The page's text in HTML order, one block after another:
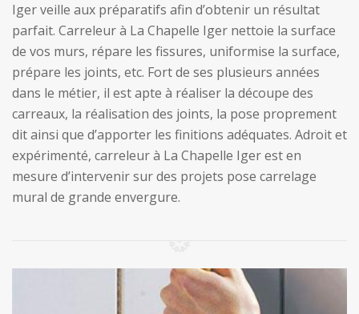
Iger veille aux préparatifs afin d’obtenir un résultat
parfait. Carreleur à La Chapelle Iger nettoie la surface
de vos murs, répare les fissures, uniformise la surface,
prépare les joints, etc. Fort de ses plusieurs années
dans le métier, il est apte à réaliser la découpe des
carreaux, la réalisation des joints, la pose proprement
dit ainsi que d’apporter les finitions adéquates. Adroit et
expérimenté, carreleur à La Chapelle Iger est en
mesure d’intervenir sur des projets pose carrelage
mural de grande envergure.